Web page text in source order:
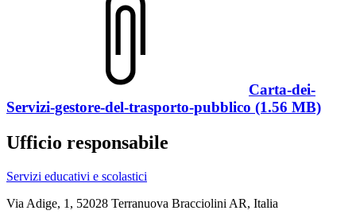
Carta-dei-
Servizi-gestore-del-trasporto-pubblico (1.56 MB)
Ufficio responsabile
Servizi educativi e scolastici
Via Adige, 1, 52028 Terranuova Bracciolini AR, Italia